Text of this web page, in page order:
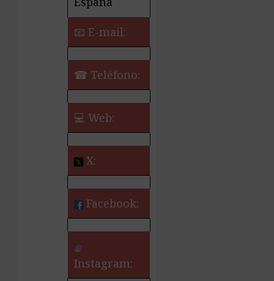
📧 E-mail:
☎ Teléfono:
💻 Web:
X:
Facebook:
Instagram: